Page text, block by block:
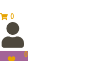
0
0